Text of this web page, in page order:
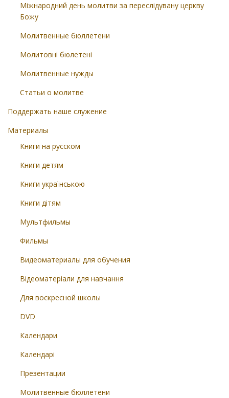
Міжнародний день молитви за переслідувану церкву
Божу
Молитвенные бюллетени
Молитовні бюлетені
Молитвенные нужды
Статьи о молитве
Поддержать наше служение
Материалы
Книги на русском
Книги детям
Книги українською
Книги дітям
Мультфильмы
Фильмы
Видеоматериалы для обучения
Відеоматеріали для навчання
Для воскресной школы
DVD
Календари
Календарі
Презентации
Молитвенные бюллетени